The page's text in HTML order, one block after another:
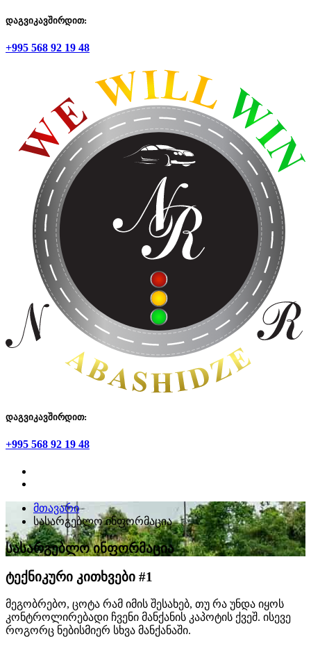
დაგვიკავშირდით:
+995 568 92 19 48
დაგვიკავშირდით:
+995 568 92 19 48
მთავარი
სასარგებლო ინფორმაცია
სასარგებლო ინფორმაცია
ტექნიკური კითხვები #1
მეგობრებო, ცოტა რამ იმის შესახებ, თუ რა უნდა იყოს
კონტროლირებადი ჩვენი მანქანის კაპოტის ქვეშ. ისევე
როგორც ნებისმიერ სხვა მანქანაში.